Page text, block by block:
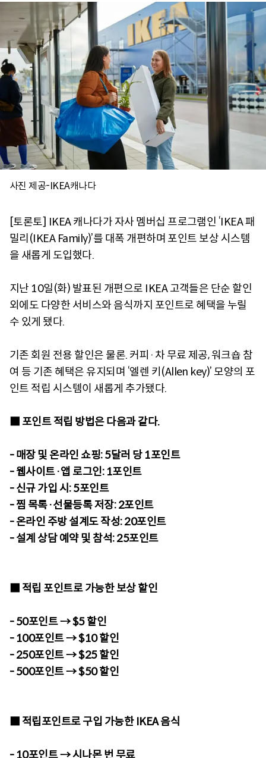
사진 제공-IKEA캐나다
[토론토] IKEA 캐나다가 자사 멤버십 프로그램인 ‘IKEA 패
밀리(IKEA Family)’를 대폭 개편하며 포인트 보상 시스템
을 새롭게 도입했다.
지난 10일(화) 발표된 개편으로 IKEA 고객들은 단순 할인
외에도 다양한 서비스와 음식까지 포인트로 혜택을 누릴
수 있게 됐다.
기존 회원 전용 할인은 물론. 커피·차 무료 제공, 워크숍 참
여 등 기존 혜택은 유지되며 ‘엘렌 키(Allen key)’ 모양의 포
인트 적립 시스템이 새롭게 추가됐다.
■ 포인트 적립 방법은 다음과 같다.
- 매장 및 온라인 쇼핑: 5달러 당 1포인트
- 웹사이트·앱 로그인: 1포인트
- 신규 가입 시: 5포인트
- 찜 목록·선물등록 저장: 2포인트
- 온라인 주방 설계도 작성: 20포인트
- 설계 상담 예약 및 참석: 25포인트
■ 적립 포인트로 가능한 보상 할인
- 50포인트 → $5 할인
- 100포인트 → $10 할인
- 250포인트 → $25 할인
- 500포인트 → $50 할인
■ 적립포인트로 구입 가능한 IKEA 음식
- 10포인트 → 시나몬 번 무료